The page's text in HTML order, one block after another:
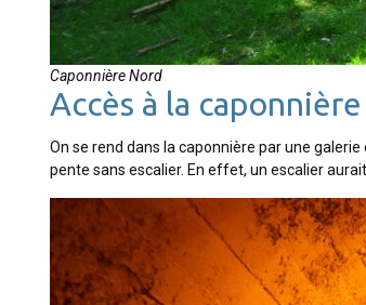
Caponnière Nord
Accès à la caponnière
On se rend dans la caponnière par une
pente sans escalier. En effet, un escalier